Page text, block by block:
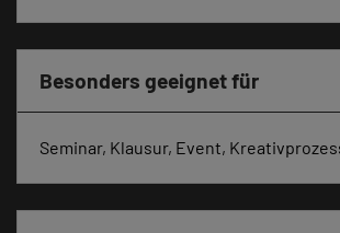
Besonders geeignet für
Seminar, Klausur, Event,